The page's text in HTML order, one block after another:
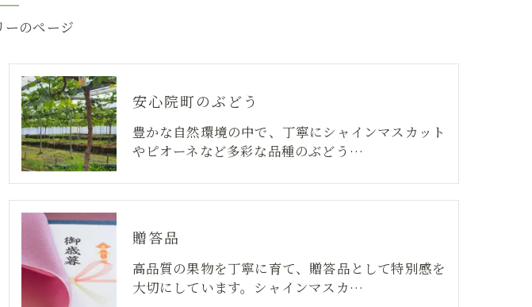
ーのページ
安心院町のぶどう
豊かな自然環境の中で、丁寧にシャインマスカット
やピオーネなど多彩な品種のぶどう…
贈答品
高品質の果物を丁寧に育て、贈答品として特別感を
大切にしています。シャインマスカ…